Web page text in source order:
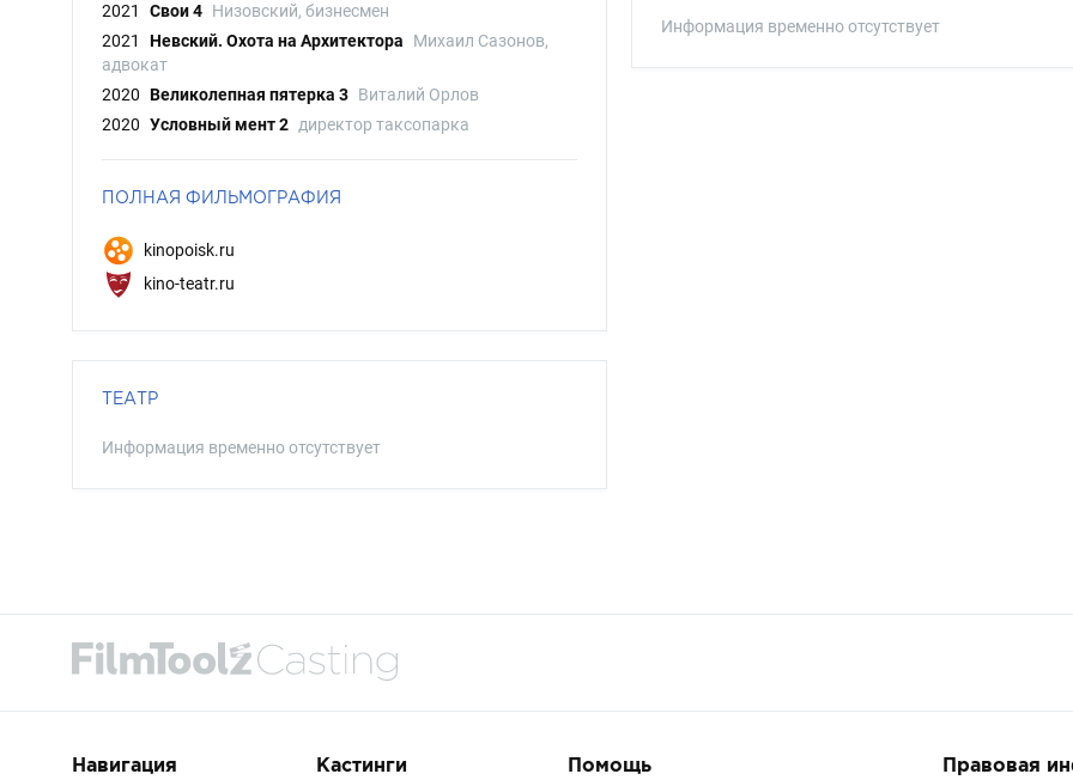
2021
Свои 4 Низовский, бизнесмен
2021
Невский. Охота на Архитектора
Михаил Сазонов,
адвокат
2020 Великолепная пятерка 3 Виталий Орлов
2020 Условный мент 2 директор таксопарка
ПОЛНАЯ ФИЛЬМОГРАФИЯ
kinopoisk.ru
kino-teatr.ru
ТЕАТР
Информация временно отсутствует
Информация временно отсутствует
Навигация Кастинги Помощь Правовая